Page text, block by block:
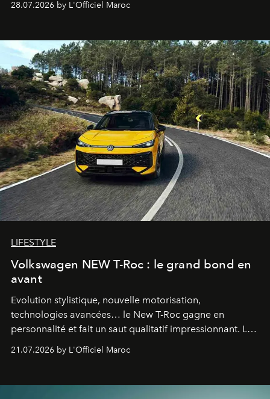
Pillet promet un lieu de vie complet. On y a déjeuné…
28.07.2026 by L'Officiel Maroc
LIFESTYLE
Volkswagen NEW T-Roc : le grand bond en
avant
Evolution stylistique, nouvelle motorisation,
technologies avancées… le New T-Roc gagne en
personnalité et fait un saut qualitatif impressionnant. Le
constructeur allemand a revu en profondeur son SUV
fétiche pour le rendre plus premium. Et le pari semble
21.07.2026 by L'Officiel Maroc